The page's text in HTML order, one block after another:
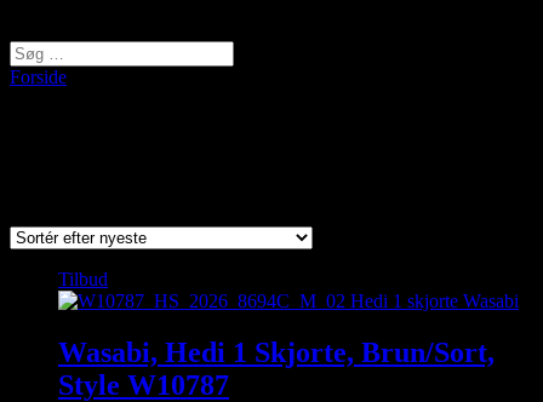
Forside
Tilbud
Wasabi, Hedi 1 Skjorte, Brun/Sort,
Style W10787